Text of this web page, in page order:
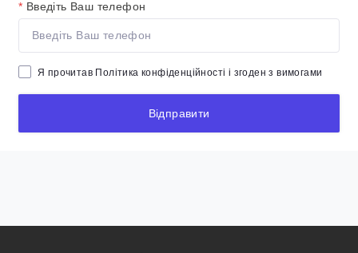
* Введіть Ваш телефон
Я прочитав Політика конфіденційності і згоден з вимогами
Відправити